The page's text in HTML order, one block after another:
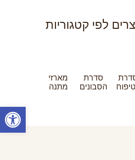
לפי קטגוריות
סדרת
הסבונים
מארזי
מתנה